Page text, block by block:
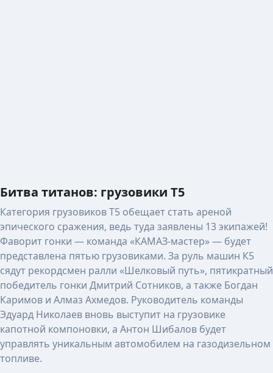
Битва титанов: грузовики Т5
Категория грузовиков T5 обещает стать ареной
эпического сражения, ведь туда заявлены 13 экипажей!
Фаворит гонки — команда «КАМАЗ-мастер» — будет
представлена пятью грузовиками. За руль машин К5
сядут рекордсмен ралли «Шелковый путь», пятикратный
победитель гонки Дмитрий Сотников, а также Богдан
Каримов и Алмаз Ахмедов. Руководитель команды
Эдуард Николаев вновь выступит на грузовике
капотной компоновки, а Антон Шибалов будет
управлять уникальным автомобилем на газодизельном
топливе.